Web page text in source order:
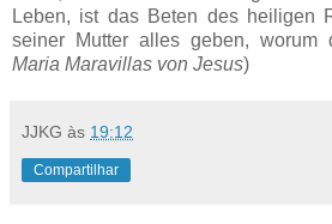
Leben, ist das Beten des heiligen
seiner Mutter alles geben, worum
Maria Maravillas von Jesus)
JJKG às 19:12
Compartilhar